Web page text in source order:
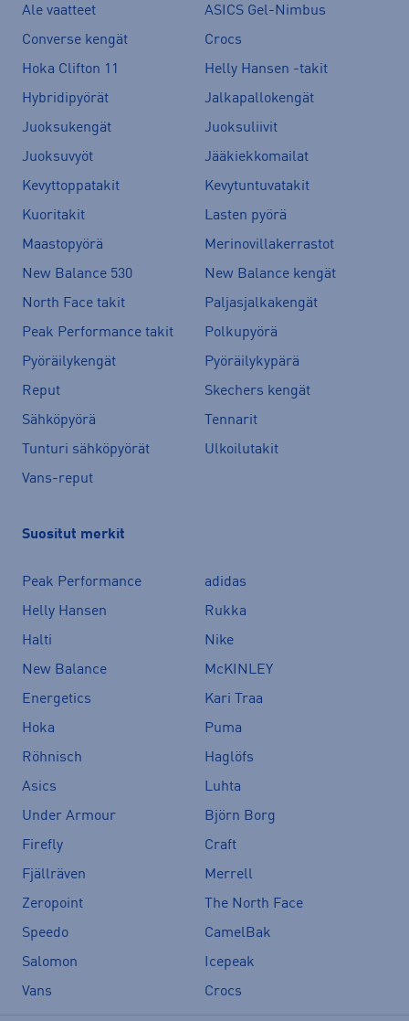
Ale vaatteet
ASICS Gel-Nimbus
Converse kengät
Crocs
Hoka Clifton 11
Helly Hansen -takit
Hybridipyörät
Jalkapallokengät
Juoksukengät
Juoksuliivit
Juoksuvyöt
Jääkiekkomailat
Kevyttoppatakit
Kevytuntuvatakit
Kuoritakit
Lasten pyörä
Maastopyörä
Merinovillakerrastot
New Balance 530
New Balance kengät
North Face takit
Paljasjalkakengät
Peak Performance takit
Polkupyörä
Pyöräilykengät
Pyöräilykypärä
Reput
Skechers kengät
Sähköpyörä
Tennarit
Tunturi sähköpyörät
Ulkoilutakit
Vans-reput
Suositut merkit
Peak Performance
adidas
Helly Hansen
Rukka
Halti
Nike
New Balance
McKINLEY
Energetics
Kari Traa
Hoka
Puma
Röhnisch
Haglöfs
Asics
Luhta
Under Armour
Björn Borg
Firefly
Craft
Fjällräven
Merrell
Zeropoint
The North Face
Speedo
CamelBak
Salomon
Icepeak
Vans
Crocs